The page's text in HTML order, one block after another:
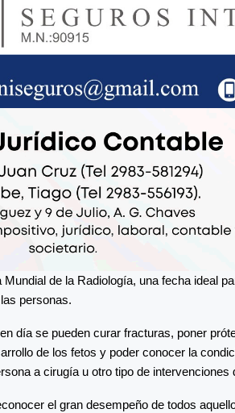
de la Radiología, una fecha ideal
personas.
día se pueden curar fracturas, poner
de los fetos y poder conocer la
a cirugía u otro tipo de intervenciones
el gran desempeño de todos